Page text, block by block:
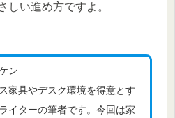
しい進め方ですよ。
ン
家具やデスク環境を得意とす
イターの筆者です。今回は家